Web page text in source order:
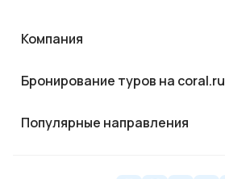
Компания
Бронирование туров на coral.ru
Популярные направления